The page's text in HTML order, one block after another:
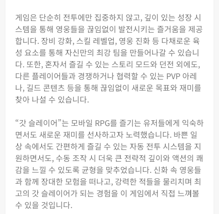
게임은 단순히 전투에만 집중하지 않고, 깊이 있는 성장 시
스템을 통해 영웅들을 끊임없이 발전시키는 즐거움을 제공
합니다. 장비 강화, 스킬 레벨업, 영웅 진화 등 다채로운 육
성 요소를 통해 자신만의 최강 팀을 만들어나갈 수 있습니
다. 또한, 혼자서 즐길 수 있는 스토리 모드와 던전 외에도,
다른 플레이어들과 경쟁하거나 협력할 수 있는 PVP 아레
나, 길드 콘텐츠 등을 통해 끊임없이 새로운 목표와 재미를
찾아 나설 수 있습니다.
“갓 슬레이어”는 모바일 RPG를 즐기는 유저들에게 익숙하
면서도 새로운 재미를 선사하고자 노력했습니다. 바쁜 일
상 속에서도 간편하게 즐길 수 있는 자동 전투 시스템을 지
원하면서도, 수동 조작 시 더욱 큰 전략적 깊이와 액션의 쾌
감을 느낄 수 있도록 균형을 맞추었습니다. 신화 속 영웅들
과 함께 장대한 모험을 떠나고, 강력한 적들을 물리치며 최
고의 갓 슬레이어가 되는 경험을 이 게임에서 직접 느껴볼
수 있을 것입니다.